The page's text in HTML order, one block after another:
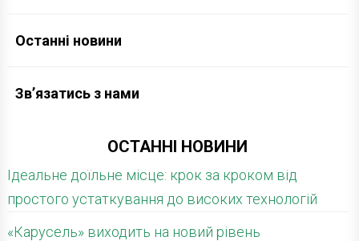
Останні новини
Зв’язатись з нами
ОСТАННІ НОВИНИ
Ідеальне доїльне місце: крок за кроком від
простого устаткування до високих технологій
«Карусель» виходить на новий рівень